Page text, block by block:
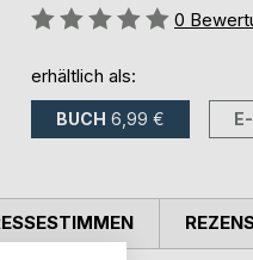
Bewertung::
0
erhältlich als:
BUCH 6,99 €